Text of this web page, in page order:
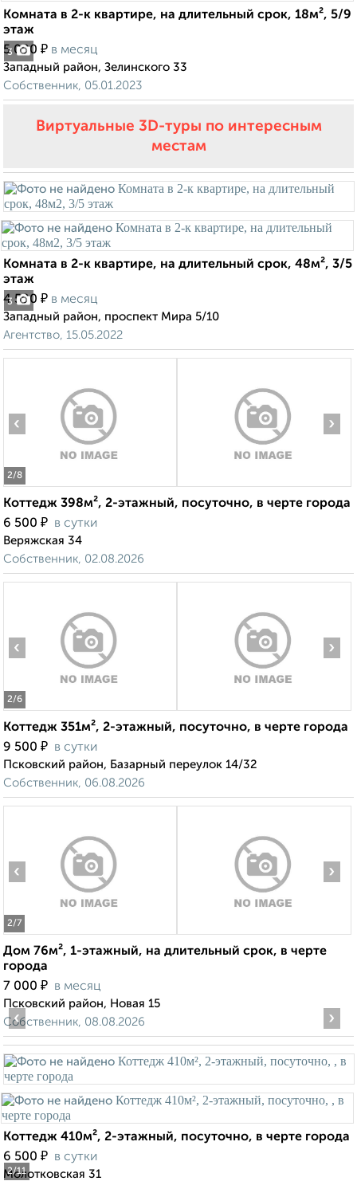
3
Комната в 2-к квартире, на длительный срок, 18м², 5/9
этаж
5 000 ₽ в месяц
Западный район, Зелинского 33
Собственник, 05.01.2023
Виртуальные 3D-туры по интересным
местам
3
Комната в 2-к квартире, на длительный срок, 48м², 3/5
этаж
4 500 ₽ в месяц
Западный район, проспект Мира 5/10
Агентство, 15.05.2022
2/8
‹ ›
Коттедж 398м², 2-этажный, посуточно, в черте города
6 500 ₽ в сутки
Веряжская 34
Собственник, 02.08.2026
2/6
‹ ›
Коттедж 351м², 2-этажный, посуточно, в черте города
9 500 ₽ в сутки
Псковский район, Базарный переулок 14/32
Собственник, 06.08.2026
2/7
‹ ›
Дом 76м², 1-этажный, на длительный срок, в черте
города
7 000 ₽ в месяц
Псковский район, Новая 15
Собственник, 08.08.2026
2/11
‹ ›
Коттедж 410м², 2-этажный, посуточно, в черте города
6 500 ₽ в сутки
Молотковская 31